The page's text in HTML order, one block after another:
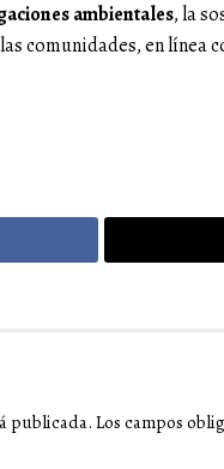
ambientales, la
comunidades, en línea
publicada. Los campos